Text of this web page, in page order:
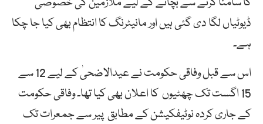
ڈیوٹیاں لگا دی گئی ہیں اور مانیٹرنگ کا انتظام بھی کیا جا چکا
ہے۔
اس سے قبل وفاقی حکومت نے عیدالاضحیٰ کے لیے 12 سے
15 اگست تک چھٹیوں کا اعلان بھی کیا تھا۔ وفاقی حکومت
کے جاری کردہ نوٹیفکیشن کے مطابق پیر سے جمعرات تک